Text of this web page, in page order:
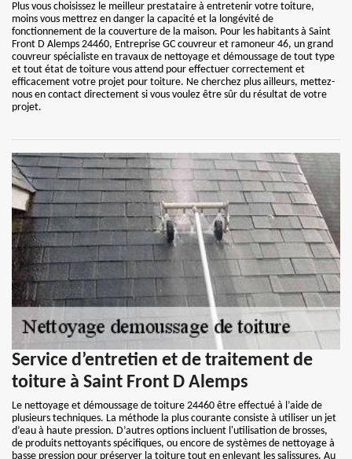
Plus vous choisissez le meilleur prestataire à entretenir votre toiture,
moins vous mettrez en danger la capacité et la longévité de
fonctionnement de la couverture de la maison. Pour les habitants à Saint
Front D Alemps 24460, Entreprise GC couvreur et ramoneur 46, un grand
couvreur spécialiste en travaux de nettoyage et démoussage de tout type
et tout état de toiture vous attend pour effectuer correctement et
efficacement votre projet pour toiture. Ne cherchez plus ailleurs, mettez-
nous en contact directement si vous voulez être sûr du résultat de votre
projet.
Service d’entretien et de traitement de
toiture à Saint Front D Alemps
Le nettoyage et démoussage de toiture 24460 être effectué à l’aide de
plusieurs techniques. La méthode la plus courante consiste à utiliser un jet
d’eau à haute pression. D’autres options incluent l'utilisation de brosses,
de produits nettoyants spécifiques, ou encore de systèmes de nettoyage à
basse pression pour préserver la toiture tout en enlevant les salissures. Au